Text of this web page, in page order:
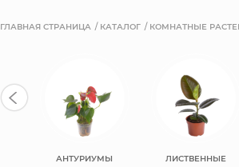
ГЛАВНАЯ СТРАНИЦА КАТАЛОГ КОМНАТНЫЕ
АНТУРИУМЫ ЛИСТВЕННЫЕ